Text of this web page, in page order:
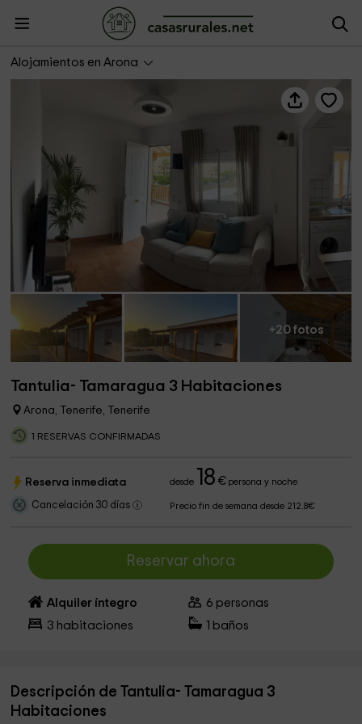
Alojamientos en Arona
Tantulia- Tamaragua 3 Habitaciones
+20 fotos
Tantulia- Tamaragua 3 Habitaciones
Arona, Tenerife, Tenerife
1 RESERVAS CONFIRMADAS
Reserva inmediata desde 18 €persona y noche
Cancelación 30 días Precio fin de semana desde 212.8€
Reservar ahora
Alquiler íntegro 6 personas
3 habitaciones baños
Descripción de Tantulia- Tamaragua 3
Habitaciones